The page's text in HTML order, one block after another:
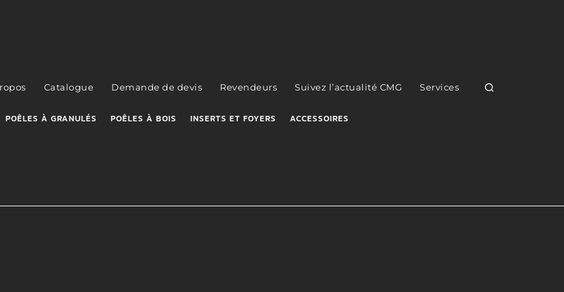
Catalogue Demande de devis Revendeurs Suivez l’actualité CMG Services
POÊLES À GRANULÉS POÊLES À BOIS INSERTS ET FOYERS ACCESSOIRES